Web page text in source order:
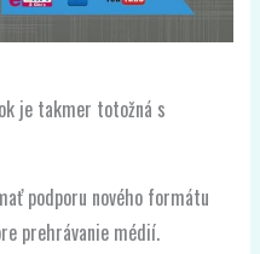
je takmer totožná s
podporu nového formátu
prehrávanie médií.